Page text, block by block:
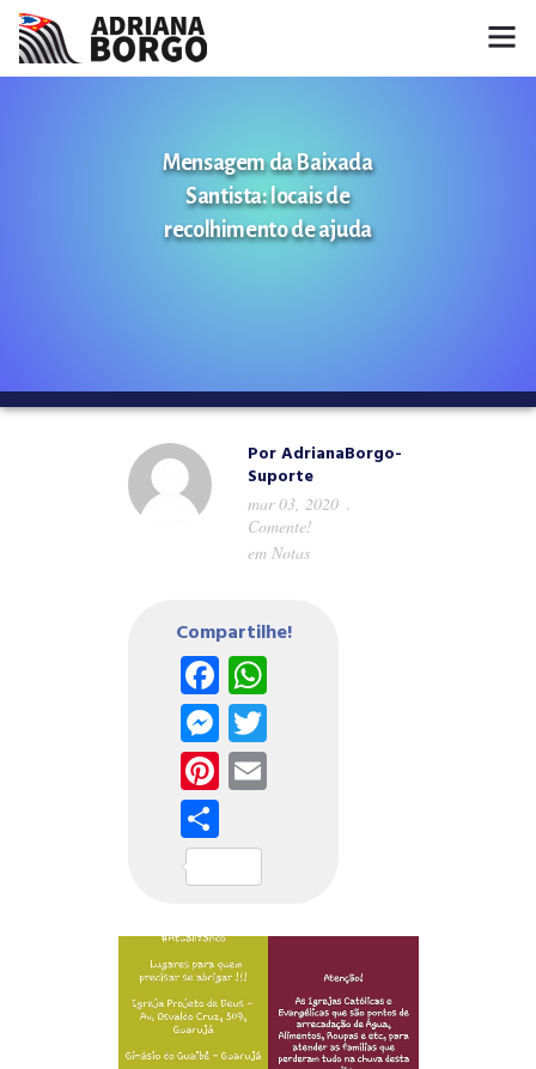
CONHEÇA A ADRIANA
Mensagem da Baixada
Santista: locais de
recolhimento de ajuda
PorAdrianaBorgo-
Suporte
mar 03, 2020
Comente!
em Notas
Compartilhe!
Facebook
WhatsApp
Messenger
Twitter
Pinterest
Email
Share